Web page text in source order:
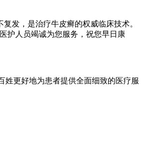
发，是治疗牛皮癣的权威临床技术。
护人员竭诚为您服务，祝您早日康
更好地为患者提供全面细致的医疗服